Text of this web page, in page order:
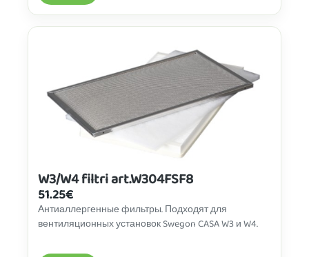
W3/W4 filtri art.W304FSF8
51.25€
Антиаллергенные фильтры. Подходят для
вентиляционных установок Swegon CASA W3 и W4.